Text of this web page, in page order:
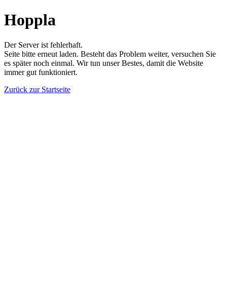
Hoppla
Der Server ist fehlerhaft.
Seite bitte erneut laden. Besteht das Problem weiter, versuchen Sie
es später noch einmal. Wir tun unser Bestes, damit die Website
immer gut funktioniert.
Zurück zur Startseite